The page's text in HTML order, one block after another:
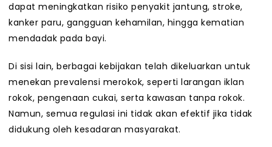
dapat meningkatkan risiko penyakit jantung, stroke,
kanker paru, gangguan kehamilan, hingga kematian
mendadak pada bayi.
Di sisi lain, berbagai kebijakan telah dikeluarkan untuk
menekan prevalensi merokok, seperti larangan iklan
rokok, pengenaan cukai, serta kawasan tanpa rokok.
Namun, semua regulasi ini tidak akan efektif jika tidak
didukung oleh kesadaran masyarakat.